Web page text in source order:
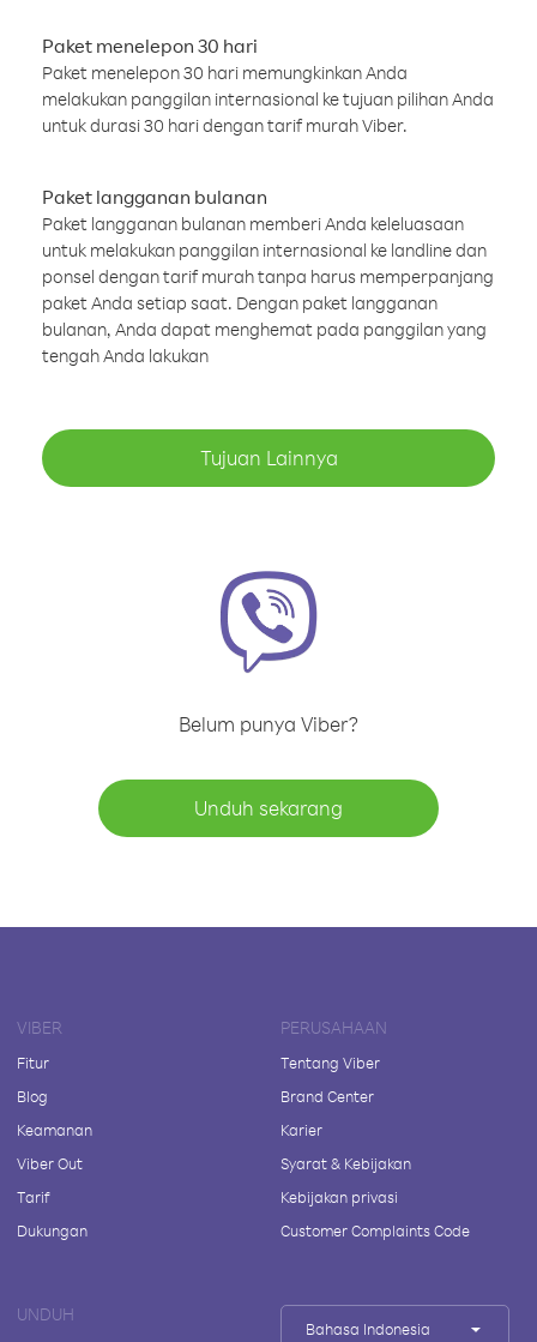
Paket menelepon 30 hari
Paket menelepon 30 hari memungkinkan Anda
melakukan panggilan internasional ke tujuan pilihan Anda
untuk durasi 30 hari dengan tarif murah Viber.
Paket langganan bulanan
Paket langganan bulanan memberi Anda keleluasaan
untuk melakukan panggilan internasional ke landline dan
ponsel dengan tarif murah tanpa harus memperpanjang
paket Anda setiap saat. Dengan paket langganan
bulanan, Anda dapat menghemat pada panggilan yang
tengah Anda lakukan
Tujuan Lainnya
Belum punya Viber?
Unduh sekarang
VIBER
Fitur
Blog
Keamanan
Viber Out
Tarif
Dukungan
PERUSAHAAN
Tentang Viber
Brand Center
Karier
Syarat & Kebijakan
Kebijakan privasi
Customer Complaints Code
UNDUH
Bahasa Indonesia